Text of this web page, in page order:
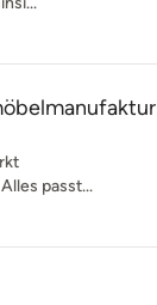
passt...